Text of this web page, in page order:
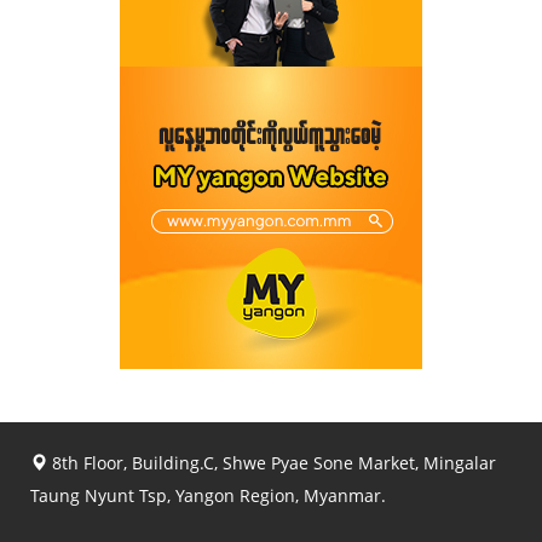
8th Floor, Building.C, Shwe Pyae Sone Market, Mingalar
Taung Nyunt Tsp, Yangon Region, Myanmar.